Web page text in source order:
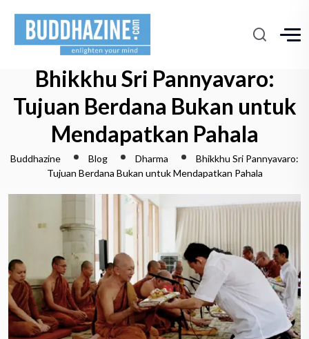
Bhikkhu Sri Pannyavaro:
Tujuan Berdana Bukan untuk
Mendapatkan Pahala
Buddhazine Blog Dharma
Bhikkhu Sri Pannyavaro:
Tujuan Berdana Bukan untuk Mendapatkan Pahala